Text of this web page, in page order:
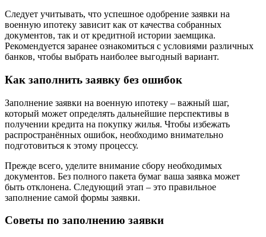
Следует учитывать, что успешное одобрение заявки на
военную ипотеку зависит как от качества собранных
документов, так и от кредитной истории заемщика.
Рекомендуется заранее ознакомиться с условиями различных
банков, чтобы выбрать наиболее выгодный вариант.
Как заполнить заявку без ошибок
Заполнение заявки на военную ипотеку – важный шаг,
который может определять дальнейшие перспективы в
получении кредита на покупку жилья. Чтобы избежать
распространённых ошибок, необходимо внимательно
подготовиться к этому процессу.
Прежде всего, уделите внимание сбору необходимых
документов. Без полного пакета бумаг ваша заявка может
быть отклонена. Следующий этап – это правильное
заполнение самой формы заявки.
Советы по заполнению заявки